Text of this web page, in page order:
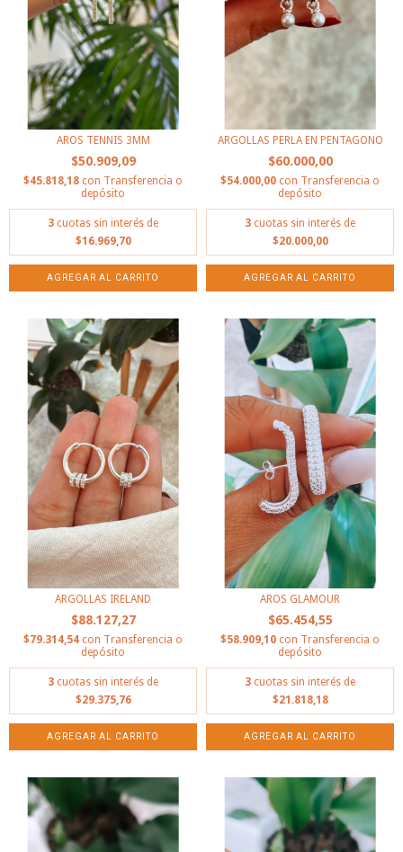
AROS TENNIS 3MM
$50.909,09
$45.818,18 con Transferencia o
depósito
3 cuotas sin interés de
$16.969,70
ARGOLLAS PERLA EN PENTAGONO
$60.000,00
$54.000,00 con Transferencia o
depósito
3 cuotas sin interés de
$20.000,00
ARGOLLAS IRELAND
$88.127,27
$79.314,54 con Transferencia o
depósito
3 cuotas sin interés de
$29.375,76
AROS GLAMOUR
$65.454,55
$58.909,10 con Transferencia o
depósito
3 cuotas sin interés de
$21.818,18